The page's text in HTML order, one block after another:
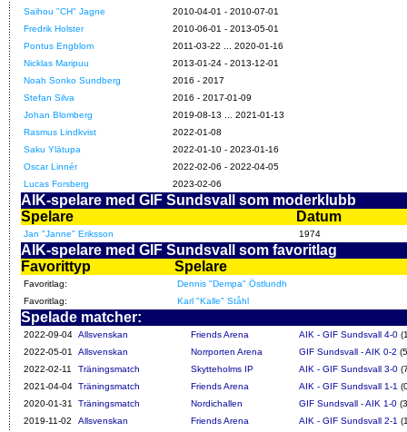
Saihou "CH" Jagne
2010-04-01 - 2010-07-01
Fredrik Holster
2010-06-01 - 2013-05-01
Pontus Engblom
2011-03-22 ... 2020-01-16
Nicklas Maripuu
2013-01-24 - 2013-12-01
Noah Sonko Sundberg
2016 - 2017
Stefan Silva
2016 - 2017-01-09
Johan Blomberg
2019-08-13 ... 2021-01-13
Rasmus Lindkvist
2022-01-08
Saku Ylätupa
2022-01-10 - 2023-01-16
Oscar Linnér
2022-02-06 - 2022-04-05
Lucas Forsberg
2023-02-06
AIK-spelare med GIF Sundsvall som moderklubb
Spelare
Datum
Jan "Janne" Eriksson 1974
AIK-spelare med GIF Sundsvall som favoritlag
Favorittyp
Spelare
Favoritlag:
Dennis "Dempa" Östlundh
Favoritlag:
Karl "Kalle" Ståhl
Spelade matcher:
2022-09-04 Allsvenskan Friends Arena AIK - GIF Sundsvall 4-0
2022-05-01
Allsvenskan Norrporten Arena GIF Sundsvall - AIK 0-2
2022-02-11
Träningsmatch Skytteholms IP AIK - GIF Sundsvall 3-0
2021-04-04 Träningsmatch Friends Arena AIK - GIF Sundsvall 1-1
2020-01-31
Träningsmatch Nordichallen GIF Sundsvall - AIK 1-0
2019-11-02
Allsvenskan Friends Arena AIK - GIF Sundsvall 2-1